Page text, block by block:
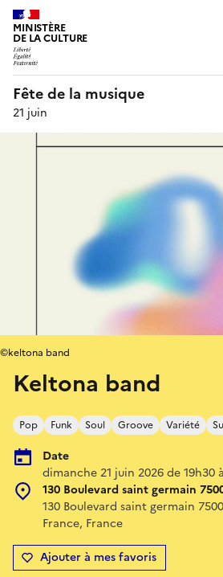
MINISTÈRE
DE LA CULTURE
Fête de la musique
21 juin
Keltona band
Pop Funk Soul Groove Variété
Date
dimanche 21 juin 2026 de 19h30
130 Boulevard saint germain
130 Boulevard saint germain
France, France
Ajouter à mes favoris
©keltona band